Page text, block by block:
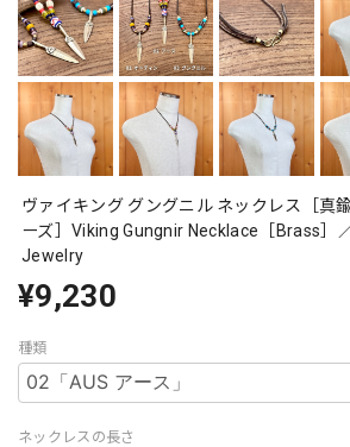
ヴァイキング グングニル ネックレス［真
ーズ］Viking Gungnir Necklace［Brass］
Jewelry
¥9,230
種類
ネックレスの長さ